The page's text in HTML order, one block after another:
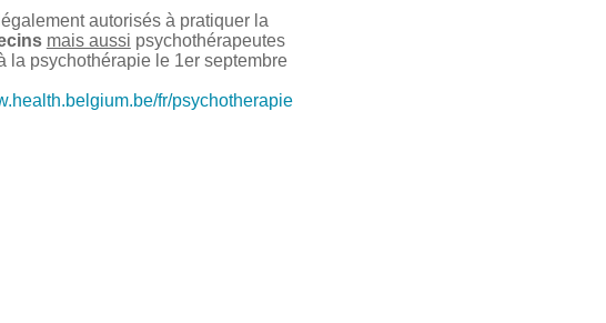
autorisés à pratiquer la
mais aussi psychothérapeutes
la psychothérapie le 1er septembre
fr/psychotherapie